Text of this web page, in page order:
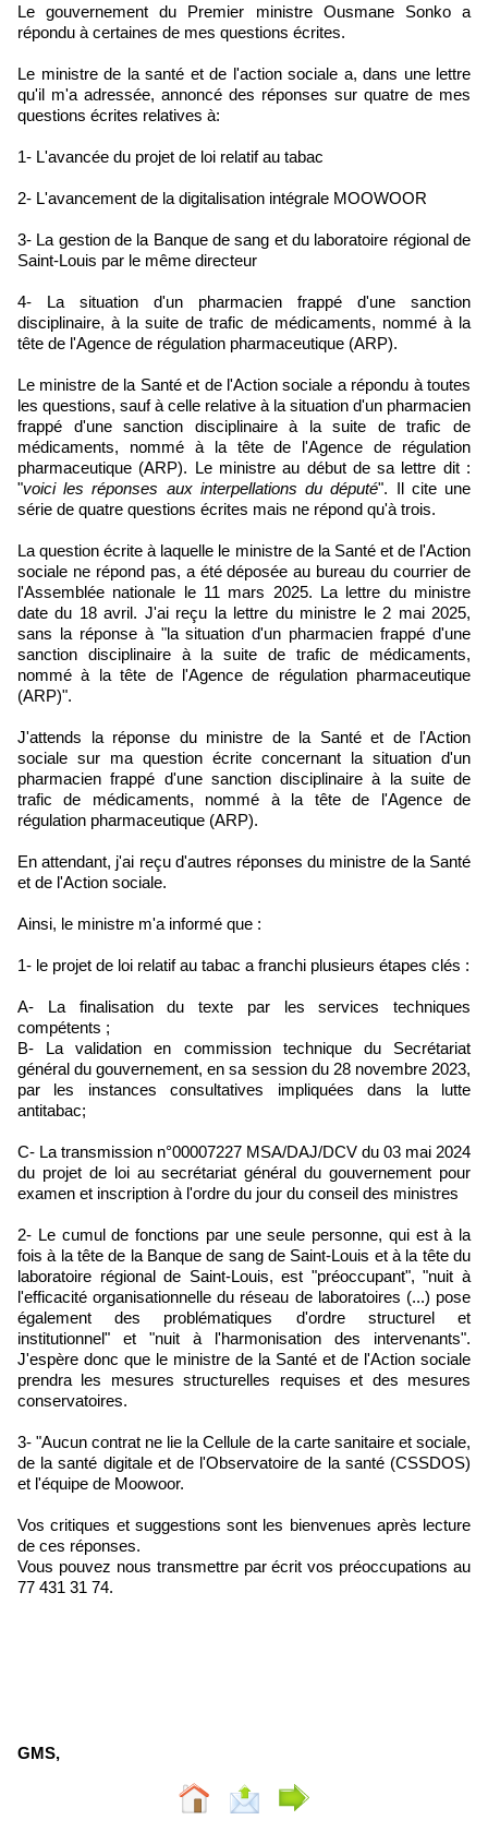
Le gouvernement du Premier ministre Ousmane Sonko a
répondu à certaines de mes questions écrites.
Le ministre de la santé et de l'action sociale a, dans une lettre
qu'il m'a adressée, annoncé des réponses sur quatre de mes
questions écrites relatives à:
1- L'avancée du projet de loi relatif au tabac
2- L'avancement de la digitalisation intégrale MOOWOOR
3- La gestion de la Banque de sang et du laboratoire régional de
Saint-Louis par le même directeur
4- La situation d'un pharmacien frappé d'une sanction
disciplinaire, à la suite de trafic de médicaments, nommé à la
tête de l'Agence de régulation pharmaceutique (ARP).
Le ministre de la Santé et de l'Action sociale a répondu à toutes
les questions, sauf à celle relative à la situation d'un pharmacien
frappé d'une sanction disciplinaire à la suite de trafic de
médicaments, nommé à la tête de l'Agence de régulation
pharmaceutique (ARP). Le ministre au début de sa lettre dit :
"voici les réponses aux interpellations du député". Il cite une
série de quatre questions écrites mais ne répond qu'à trois.
La question écrite à laquelle le ministre de la Santé et de l'Action
sociale ne répond pas, a été déposée au bureau du courrier de
l'Assemblée nationale le 11 mars 2025. La lettre du ministre
date du 18 avril. J'ai reçu la lettre du ministre le 2 mai 2025,
sans la réponse à "la situation d'un pharmacien frappé d'une
sanction disciplinaire à la suite de trafic de médicaments,
nommé à la tête de l'Agence de régulation pharmaceutique
(ARP)".
J'attends la réponse du ministre de la Santé et de l'Action
sociale sur ma question écrite concernant la situation d'un
pharmacien frappé d'une sanction disciplinaire à la suite de
trafic de médicaments, nommé à la tête de l'Agence de
régulation pharmaceutique (ARP).
En attendant, j'ai reçu d'autres réponses du ministre de la Santé
et de l'Action sociale.
Ainsi, le ministre m'a informé que :
1- le projet de loi relatif au tabac a franchi plusieurs étapes clés :
A- La finalisation du texte par les services techniques
compétents ;
B- La validation en commission technique du Secrétariat
général du gouvernement, en sa session du 28 novembre 2023,
par les instances consultatives impliquées dans la lutte
antitabac;
C- La transmission n°00007227 MSA/DAJ/DCV du 03 mai 2024
du projet de loi au secrétariat général du gouvernement pour
examen et inscription à l'ordre du jour du conseil des ministres
2- Le cumul de fonctions par une seule personne, qui est à la
fois à la tête de la Banque de sang de Saint-Louis et à la tête du
laboratoire régional de Saint-Louis, est "préoccupant", "nuit à
l'efficacité organisationnelle du réseau de laboratoires (...) pose
également des problématiques d'ordre structurel et
institutionnel" et "nuit à l'harmonisation des intervenants".
J'espère donc que le ministre de la Santé et de l'Action sociale
prendra les mesures structurelles requises et des mesures
conservatoires.
3- "Aucun contrat ne lie la Cellule de la carte sanitaire et sociale,
de la santé digitale et de l'Observatoire de la santé (CSSDOS)
et l'équipe de Moowoor.
Vos critiques et suggestions sont les bienvenues après lecture
de ces réponses.
Vous pouvez nous transmettre par écrit vos préoccupations au
77 431 31 74.
GMS,